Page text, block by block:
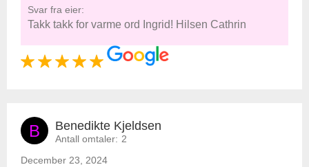
Svar fra eier:
Takk takk for varme ord Ingrid! Hilsen Cathrin
B Benedikte Kjeldsen
Antall omtaler: 2
December 23, 2024